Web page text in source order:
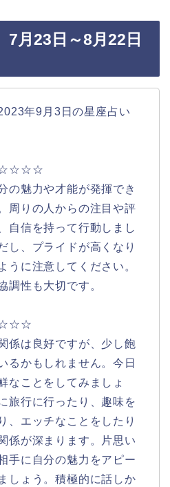
7月23日～8月22日
年9月3日の星座占い
☆☆☆☆
の魅力や才能が発揮でき
周りの人からの注目や評
自信を持って行動しまし
し、プライドが高くなり
うに注意してください。
調性も大切です。
☆☆☆
係は良好ですが、少し飽
るかもしれません。今日
なことをしてみましょ
旅行に行ったり、趣味を
、エッチなことをしたり
係が深まります。片思い
手に自分の魅力をアピー
しょう。積極的に話しか